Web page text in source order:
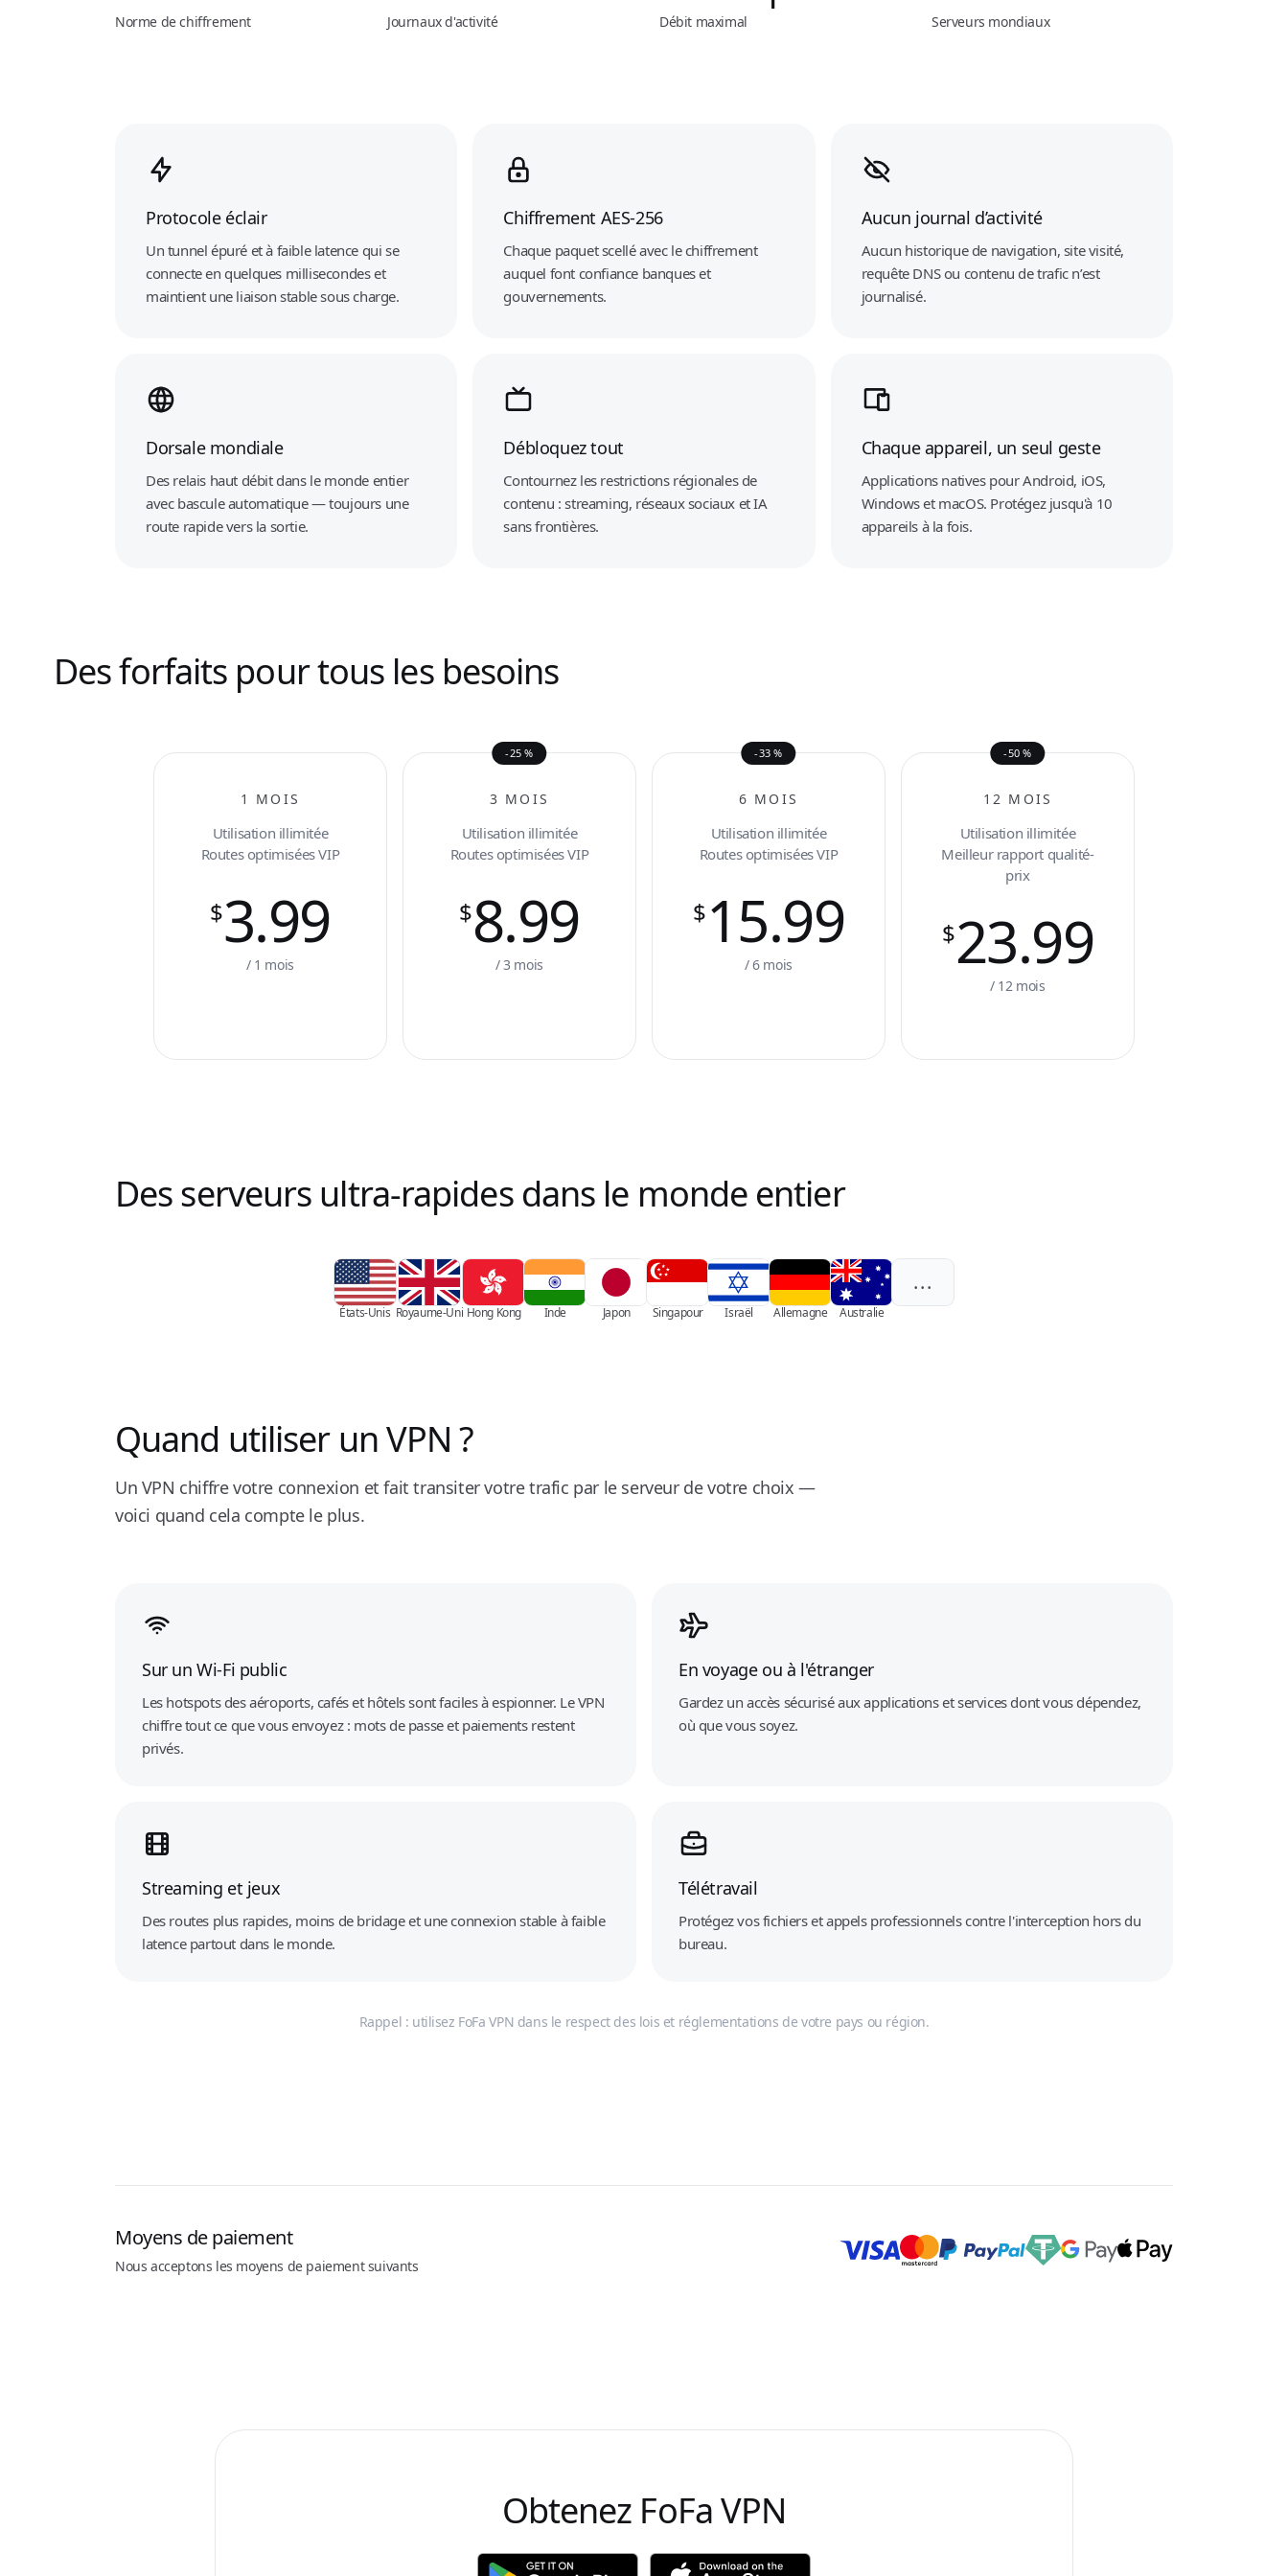
Norme de chiffrement Journaux d'activité Débit maximal Serveurs mondiaux
Protocole éclair
Un tunnel épuré et à faible latence qui se
connecte en quelques millisecondes et
maintient une liaison stable sous charge.
Chiffrement AES-256
Chaque paquet scellé avec le chiffrement
auquel font confiance banques et
gouvernements.
Aucun journal d’activité
Aucun historique de navigation, site visité,
requête DNS ou contenu de trafic n’est
journalisé.
Dorsale mondiale
Des relais haut débit dans le monde entier
avec bascule automatique — toujours une
route rapide vers la sortie.
Débloquez tout
Contournez les restrictions régionales de
contenu : streaming, réseaux sociaux et IA
sans frontières.
Chaque appareil, un seul geste
Applications natives pour Android, iOS,
Windows et macOS. Protégez jusqu'à 10
appareils à la fois.
Des forfaits pour tous les besoins
1 MOIS
Utilisation illimitée
Routes optimisées VIP
$3.99
/ 1 mois
-25 %
3 MOIS
Utilisation illimitée
Routes optimisées VIP
$8.99
/ 3 mois
-33 %
6 MOIS
Utilisation illimitée
Routes optimisées VIP
$15.99
/ 6 mois
-50 %
12 MOIS
Utilisation illimitée
Meilleur rapport qualité-
prix
$23.99
/ 12 mois
Des serveurs ultra-rapides dans le monde entier
États-Unis Royaume-Uni Hong Kong Inde Japon Singapour Israël Allemagne Australie
...
Quand utiliser un VPN ?
Un VPN chiffre votre connexion et fait transiter votre trafic par le serveur de votre choix —
voici quand cela compte le plus.
Sur un Wi-Fi public
Les hotspots des aéroports, cafés et hôtels sont faciles à espionner. Le VPN
chiffre tout ce que vous envoyez : mots de passe et paiements restent
privés.
En voyage ou à l'étranger
Gardez un accès sécurisé aux applications et services dont vous dépendez,
où que vous soyez.
Streaming et jeux
Des routes plus rapides, moins de bridage et une connexion stable à faible
latence partout dans le monde.
Télétravail
Protégez vos fichiers et appels professionnels contre l'interception hors du
bureau.
Rappel : utilisez FoFa VPN dans le respect des lois et réglementations de votre pays ou région.
Moyens de paiement
Nous acceptons les moyens de paiement suivants
Obtenez FoFa VPN